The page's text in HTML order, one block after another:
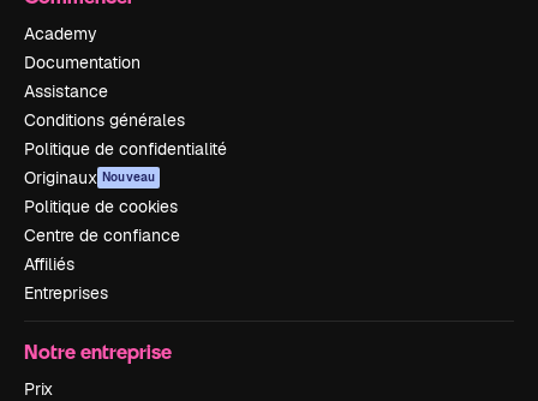
Academy
Documentation
Assistance
Conditions générales
Politique de confidentialité
Originaux Nouveau
Politique de cookies
Centre de confiance
Affiliés
Entreprises
Notre entreprise
Prix